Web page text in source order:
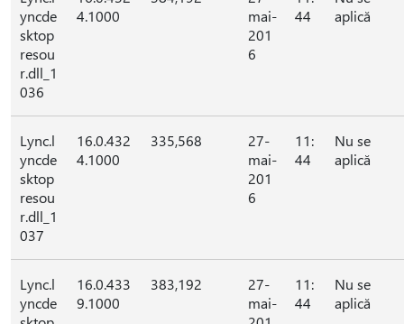
yncde
sktop
resou
r.dll_1
036
4.1000
mai-
201
6
44
aplică
Lync.l
yncde
sktop
resou
r.dll_1
037
16.0.432
4.1000
335,568
27-
mai-
201
6
11:
44
Nu se
aplică
Lync.l
yncde
16.0.433
9.1000
383,192
27-
mai-
11:
44
Nu se
aplică